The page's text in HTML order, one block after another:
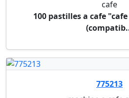
cafe
36 pastilles a cafe
filtre a cafe